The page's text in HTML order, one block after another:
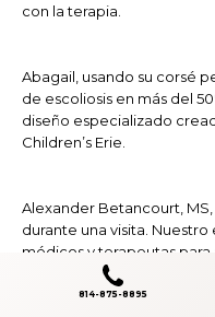
con la terapia.
Abagail, usando su corsé
de escoliosis en más del
diseño especializado
Children’s Erie.
Alexander Betancourt,
durante una visita.
médicos y terapeutas
resultado posible.
814-875-8895